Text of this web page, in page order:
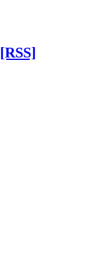
[RSS]